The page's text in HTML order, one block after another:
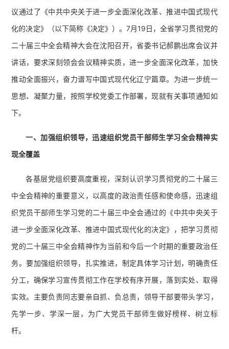
议通过了《中共中央关于进一步全面深化改革、推进中国式现代
化的决定》（以下简称《决定》）。7月19日，全省学习贯彻党的
二十届三中全会精神大会在沈阳召开，省委书记郝鹏出席会议并
讲话，要求深刻领会会议精神实质，进一步全面深化改革，加快
推动全面振兴，奋力谱写中国式现代化辽宁篇章。为进一步统一
思想、凝聚力量，按照学校党委工作部署，现就有关事项通知如
下。
一、加强组织领导，迅速组织党员干部师生学习全会精神实
现全覆盖
各基层党组织要高度重视，深刻认识学习贯彻党的二十届三
中全会精神的重要意义，以高度的政治责任感和使命感，迅速组
织党员干部师生学习党的二十届三中全会通过的《中共中央关于
进一步全面深化改革、推进中国式现代化的决定》，把学习贯彻
党的二十届三中全会精神作为当前和今后一个时期的重要政治任
务。要加强组织领导，扎实推进，制定具体学习计划，明确责任
分工，确保学习宣传贯彻工作在学校有序开展，落到实处、取得
实效。主要负责同志要亲自抓、负总责，领导干部要带头学习，
先学一步、学深一层，为广大党员干部师生做好榜样、树立标
杆。